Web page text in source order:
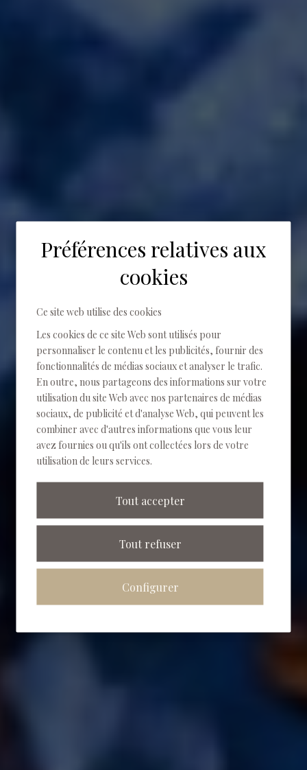
Home Expériences
Expériences
FAIRE L'EXPÉRIENCE DE LA NATURE
Préférences relatives aux
cookies
Ce site web utilise des cookies
Les cookies de ce site Web sont utilisés pour
personnaliser le contenu et les publicités, fournir des
fonctionnalités de médias sociaux et analyser le trafic.
En outre, nous partageons des informations sur votre
utilisation du site Web avec nos partenaires de médias
sociaux, de publicité et d'analyse Web, qui peuvent les
combiner avec d'autres informations que vous leur
avez fournies ou qu'ils ont collectées lors de votre
utilisation de leurs services.
Tout accepter
Tout refuser
Configurer